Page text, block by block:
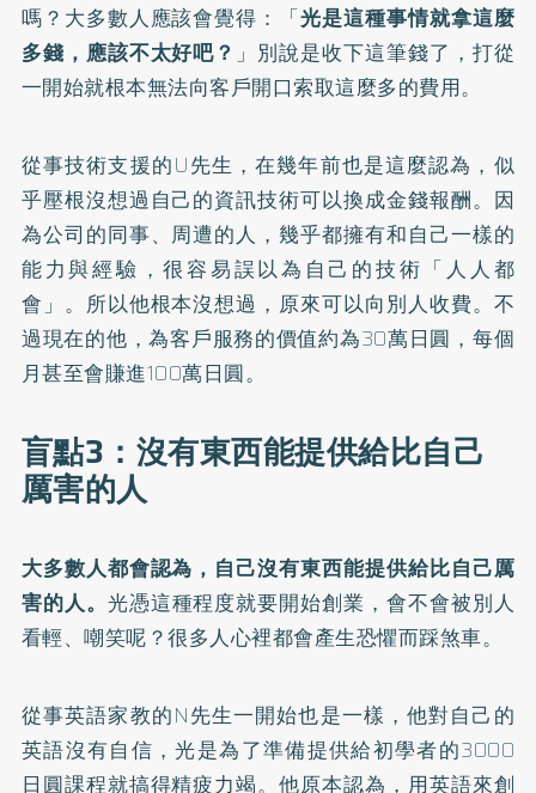
嗎？大多數人應該會覺得：「光是這種事情就拿這麼
多錢，應該不太好吧？ 」別說是收下這筆錢了，打從
一開始就根本無法向客戶開口索取這麼多的費用。
從事技術支援的U先生，在幾年前也是這麼認為，似
乎壓根沒想過自己的資訊技術可以換成金錢報酬。因
為公司的同事、周遭的人，幾乎都擁有和自己一樣的
能力與經驗，很容易誤以為自己的技術「人人都
會」。所以他根本沒想過，原來可以向別人收費。不
過現在的他，為客戶服務的價值約為30萬日圓，每個
月甚至會賺進100萬日圓。
盲點3：沒有東西能提供給比自己
厲害的人
大多數人都會認為，自己沒有東西能提供給比自己厲
害的人。 光憑這種程度就要開始創業，會不會被別人
看輕、嘲笑呢？很多人心裡都會產生恐懼而踩煞車。
從事英語家教的N先生一開始也是一樣，他對自己的
英語沒有自信，光是為了準備提供給初學者的3000
日圓課程就搞得精疲力竭。他原本認為，用英語來創